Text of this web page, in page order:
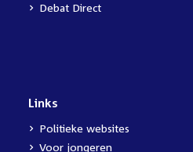
Debat Direct
Links
Politieke websites
Voor jongeren